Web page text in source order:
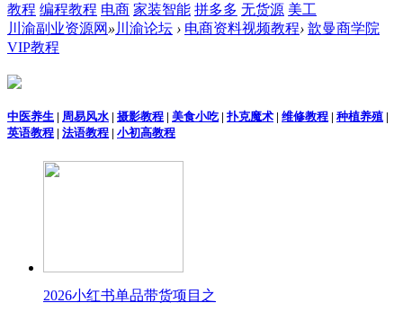
教程 编程教程 电商 家装智能 拼多多 无货源 美工
川渝副业资源网 » 川渝论坛 › 电商资料视频教程› 歆曼商学院
VIP教程
中医养生 | 周易风水 | 摄影教程 | 美食小吃| 扑克魔术 | 维修教程 | 种植养殖 |
英语教程 | 法语教程 | 小初高教程
2026小红书单品带货项目之